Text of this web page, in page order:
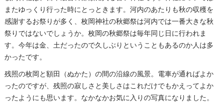
またゆっくり行った時にとっときます。河内のあたりも秋の収穫を
感謝するお祭りが多く、枚岡神社の秋郷祭は河内では一番大きな秋
祭りではないでしょうか。枚岡の秋郷祭は毎年同じ日に行われま
す。今年は金、土だったので久しぶりということもあるのか人は多
かったです。
残照の枚岡と額田（ぬかた）の間の沿線の風景。電車が通ればよか
ったのですが、残照の寂しさと美しさはこれだけでもかえってよか
ったようにも思います。なかなかお気に入りの写真になりました。